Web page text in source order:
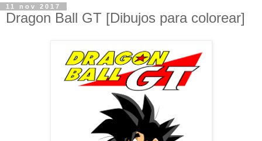
11 nov 2017
Dragon Ball GT [Dibujos para colorear]